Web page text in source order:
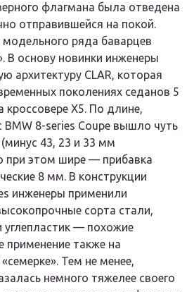
флагмана была отведена
отправившейся на покой.
ряда баварцев
В основу новинки инженеры
архитектуру CLAR, которая
поколениях седанов 5
кроссовере X5. По длине,
BMW 8-series Coupe вышло чуть
43, 23 и 33 мм
при этом шире — прибавка
8 мм. В конструкции
инженеры применили
сорта стали,
— похожие
применение также на
Тем не менее,
немного тяжелее своего